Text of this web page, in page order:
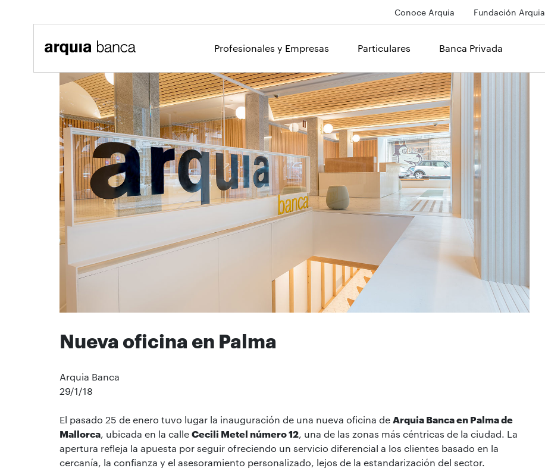
Conoce Arquia Fundación Arquia
Profesionales y Empresas Particulares Banca Privada
Nueva oficina en Palma
Arquia Banca
29/1/18
El pasado 25 de enero tuvo lugar la inauguración de una nueva oficina de Arquia Banca en Palma de
Mallorca, ubicada en la calle Cecili Metel número 12, una de las zonas más céntricas de la ciudad. La
apertura refleja la apuesta por seguir ofreciendo un servicio diferencial a los clientes basado en la
cercanía, la confianza y el asesoramiento personalizado, lejos de la estandarización del sector.